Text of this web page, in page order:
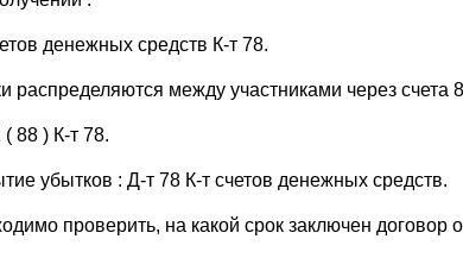
денежных средств К-т 78.
распределяются между участниками через счета
88 ) К-т 78.
убытков : Д-т 78 К-т счетов денежных средств.
проверить, на какой срок заключен договор